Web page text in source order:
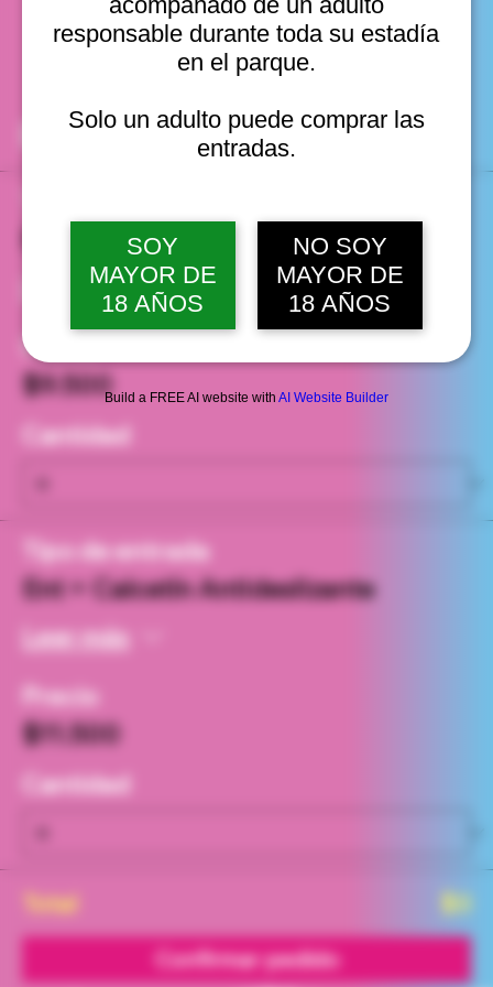
responsable durante toda su estadía
en el parque.
Solo un adulto puede comprar las
entradas.
SOY
MAYOR DE
18 AÑOS
NO SOY
MAYOR DE
18 AÑOS
Build a FREE AI website with AI Website Builder
fechas
Entradas
Entrada general
Leer más
Precio
$9.500
Cantidad
Tipo de entrada
Ent + Calcetín Antideslizante
Leer más
Precio
$11.500
Cantidad
Total $0
Confirmar pedido